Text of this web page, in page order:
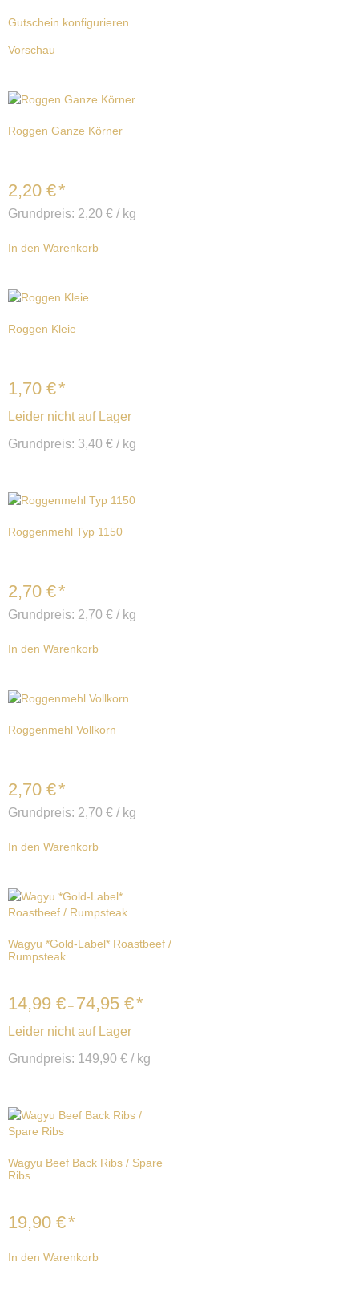
Gutschein konfigurieren
Vorschau
Roggen Ganze Körner
2,20 €*
Grundpreis: 2,20 € / kg
In den Warenkorb
Roggen Kleie
1,70 €*
Leider nicht auf Lager
Grundpreis: 3,40 € / kg
Roggenmehl Typ 1150
2,70 €*
Grundpreis: 2,70 € / kg
In den Warenkorb
Roggenmehl Vollkorn
2,70 €*
Grundpreis: 2,70 € / kg
In den Warenkorb
Wagyu *Gold-Label* Roastbeef /
Rumpsteak
14,99 € – 74,95 €*
Leider nicht auf Lager
Grundpreis: 149,90 € / kg
Wagyu Beef Back Ribs / Spare
Ribs
19,90 €*
In den Warenkorb